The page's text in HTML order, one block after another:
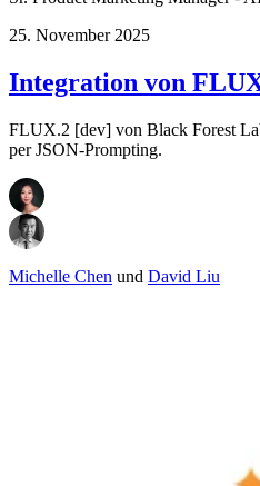
25. November 2025
Integration von
FLUX.2 [dev] von Black Forest
per JSON-Prompting.
Michelle Chen und David Liu